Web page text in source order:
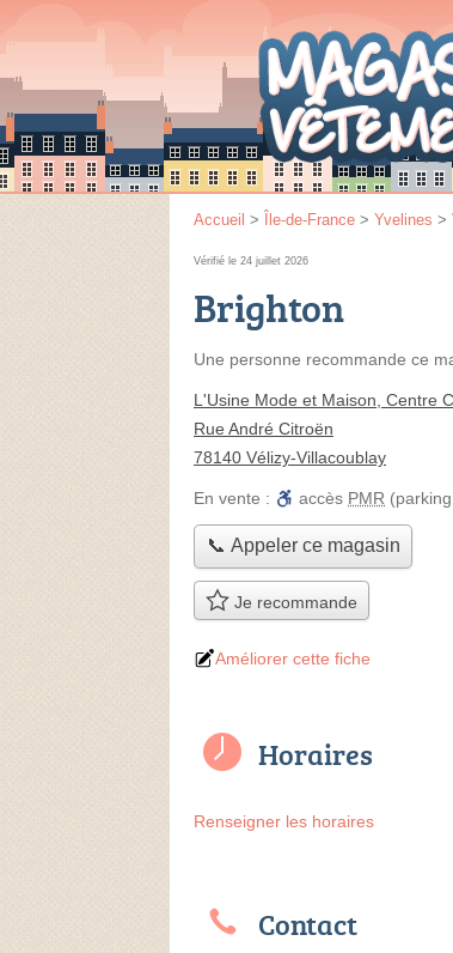
Accueil > Île-de-France > Yvelines >
Vérifié le 24 juillet 2026
Brighton
Une personne recommande ce
L'Usine Mode et Maison, Centre
Rue André Citroën
78140 Vélizy-Villacoublay
En vente : accès PMR
📞 Appeler ce magasin
Je recommande
Améliorer cette fiche
Horaires
Renseigner les horaires
Contact